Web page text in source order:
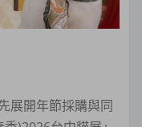
展開年節採購與同